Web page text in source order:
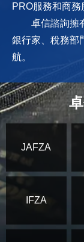
PRO服務和商務
卓信諮詢擁
銀行家、稅務部
航。
JAFZA
IFZA